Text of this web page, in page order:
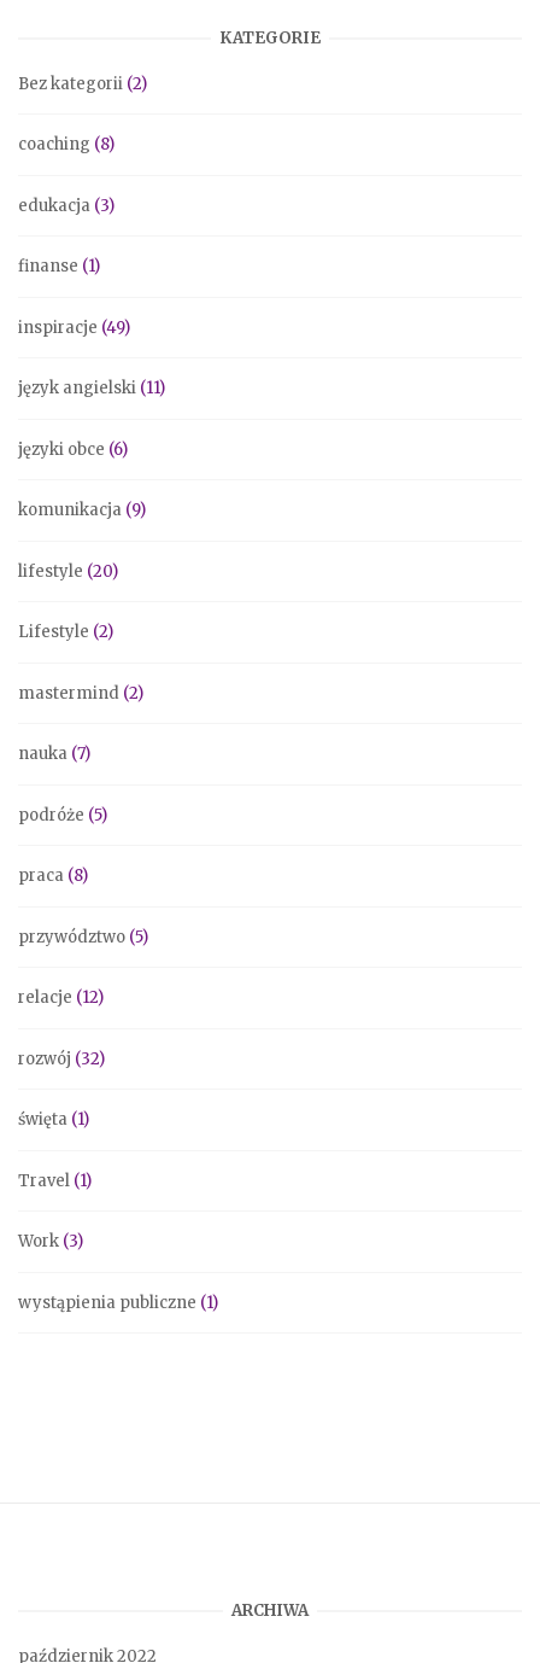
KATEGORIE
Bez kategorii (2)
coaching (8)
edukacja (3)
finanse (1)
inspiracje (49)
język angielski (11)
języki obce (6)
komunikacja (9)
lifestyle (20)
Lifestyle (2)
mastermind (2)
nauka (7)
podróże (5)
praca (8)
przywództwo (5)
relacje (12)
rozwój (32)
święta (1)
Travel (1)
Work (3)
wystąpienia publiczne (1)
ARCHIWA
październik 2022